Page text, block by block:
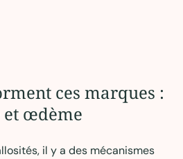
ces marques :
œdème
il y a des mécanismes